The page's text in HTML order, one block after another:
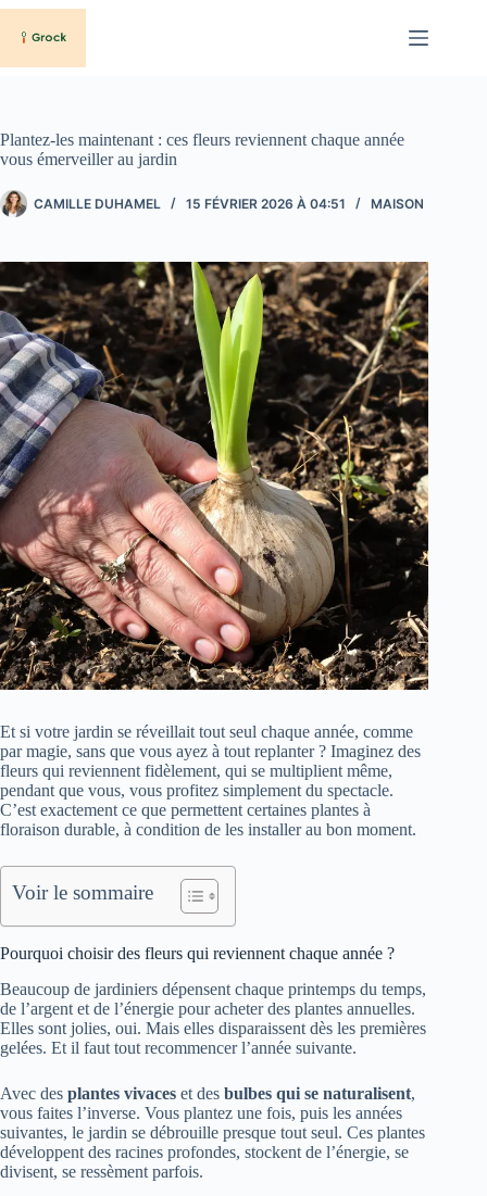
Passer
contenu
Plantez-les maintenant : ces fleurs reviennent chaque année
vous émerveiller au jardin
CAMILLE DUHAMEL 15 FÉVRIER 2026 À 04:51 MAISON
Et si votre jardin se réveillait tout seul chaque année, comme
par magie, sans que vous ayez à tout replanter ? Imaginez des
fleurs qui reviennent fidèlement, qui se multiplient même,
pendant que vous, vous profitez simplement du spectacle.
C’est exactement ce que permettent certaines plantes à
floraison durable, à condition de les installer au bon moment.
Voir le sommaire
Pourquoi choisir des fleurs qui reviennent chaque année ?
Beaucoup de jardiniers dépensent chaque printemps du temps,
de l’argent et de l’énergie pour acheter des plantes annuelles.
Elles sont jolies, oui. Mais elles disparaissent dès les premières
gelées. Et il faut tout recommencer l’année suivante.
Avec des plantes vivaces et des bulbes qui se naturalisent,
vous faites l’inverse. Vous plantez une fois, puis les années
suivantes, le jardin se débrouille presque tout seul. Ces plantes
développent des racines profondes, stockent de l’énergie, se
divisent, se ressèment parfois.